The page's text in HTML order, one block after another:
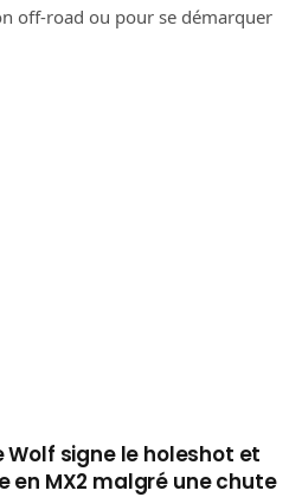
off-road ou pour se démarquer
Wolf signe le holeshot et
en MX2 malgré une chute